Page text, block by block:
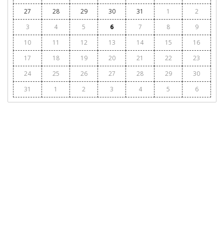
27
28 29 30 31 1
2
3
4 5 6 7 8
9
10
11 12 13 14 15
16
17
18 19 20 21 22
23
24
25 26 27 28 29
30
31
1 2 3 4 5 6